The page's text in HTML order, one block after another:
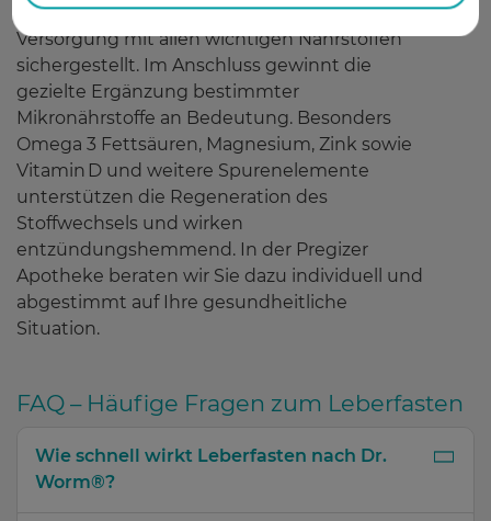
Während der zweiwöchigen Kur ist die
Versorgung mit allen wichtigen Nährstoffen
sichergestellt. Im Anschluss gewinnt die
gezielte Ergänzung bestimmter
Mikronährstoffe an Bedeutung. Besonders
Omega 3 Fettsäuren, Magnesium, Zink sowie
Vitamin D und weitere Spurenelemente
unterstützen die Regeneration des
Stoffwechsels und wirken
entzündungshemmend. In der Pregizer
Apotheke beraten wir Sie dazu individuell und
abgestimmt auf Ihre gesundheitliche
Situation.
FAQ – Häufige Fragen zum Leberfasten
Wie schnell wirkt Leberfasten nach Dr.
Worm®?